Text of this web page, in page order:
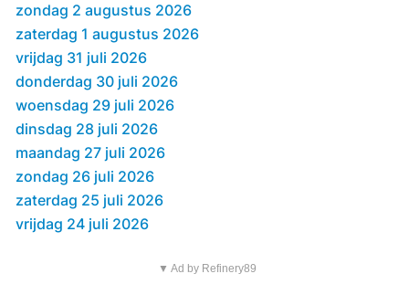
zondag 2 augustus 2026
zaterdag 1 augustus 2026
vrijdag 31 juli 2026
donderdag 30 juli 2026
woensdag 29 juli 2026
dinsdag 28 juli 2026
maandag 27 juli 2026
zondag 26 juli 2026
zaterdag 25 juli 2026
vrijdag 24 juli 2026
▼ Ad by Refinery89